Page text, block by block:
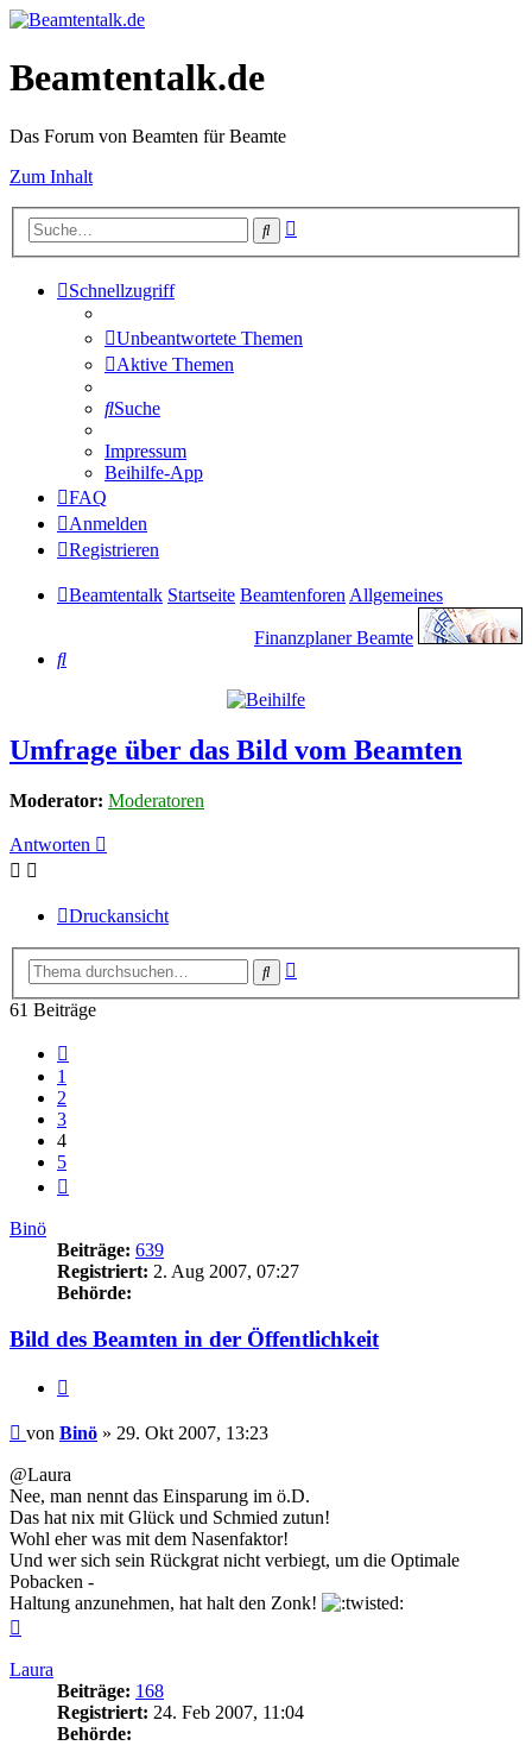
Beamtentalk.de
Das Forum von Beamten für Beamte
Zum Inhalt
Suche
Schnellzugriff
Unbeantwortete Themen
Aktive Themen
Suche
Impressum
Beihilfe-App
FAQ
Anmelden
Registrieren
Beamtentalk Startseite BeamtenforenAllgemeines
Finanzplaner Beamte
Suche
Umfrage über das Bild vom Beamten
Moderator: Moderatoren
Antworten
Druckansicht
Suche
61 Beiträge
1
2
3
4
5
Binö
Beiträge: 639
Registriert: 2. Aug 2007, 07:27
Behörde:
Bild des Beamten in der Öffentlichkeit
Beitrag
von Binö » 29. Okt 2007, 13:23
@Laura
Nee, man nennt das Einsparung im ö.D.
Das hat nix mit Glück und Schmied zutun!
Wohl eher was mit dem Nasenfaktor!
Und wer sich sein Rückgrat nicht verbiegt, um die Optimale
Pobacken -
Haltung anzunehmen, hat halt den Zonk!
Laura
Beiträge: 168
Registriert: 24. Feb 2007, 11:04
Behörde: